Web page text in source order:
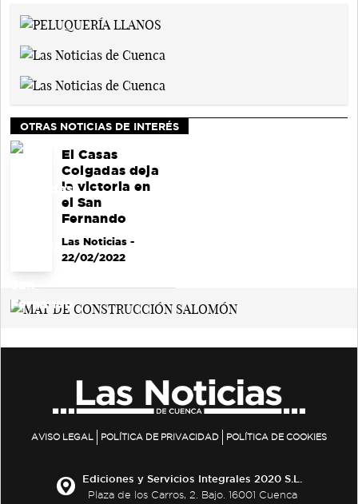
OTRAS NOTICIAS DE INTERÉS
El Casas
Colgadas deja
la victoria en
el San
Fernando
Las Noticias-
22/02/2022
AVISO LEGAL POLÍTICA DE PRIVACIDAD POLÍTICA DE COOKIES
Ediciones y Servicios Integrales 2020 S.L.
Plaza de los Carros, 2. Bajo. 16001 Cuenca